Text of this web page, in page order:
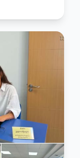
ᲐᲞᲚᲘᲙᲐᲜᲢᲡ